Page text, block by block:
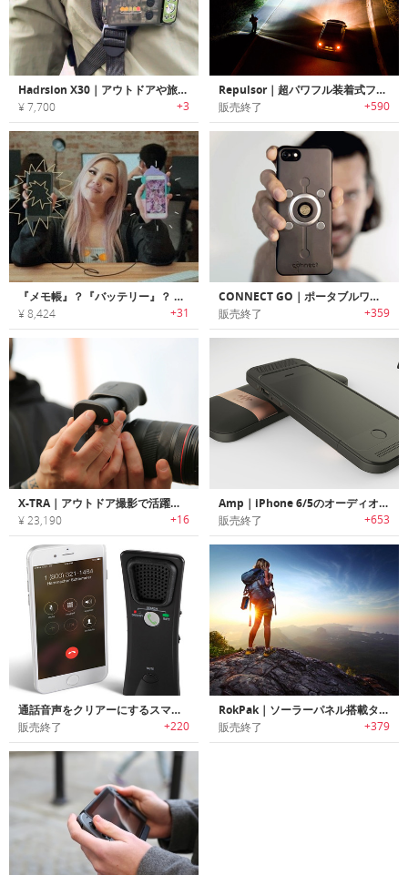
Hadrsion X30｜アウトドアや旅行の心強い味方になる、モバイルバッテリーとして使える懐中電灯
¥ 7,700 +3
Repulsor｜超パワフル装着式フラッシュライト「レパルサー」
販売終了 +590
『メモ帳』？『バッテリー』？ 使えば分かる、なめらかな書き心地。持ち歩きにも便利な4in1ガジェット。ワイヤレス充電対応で日本初上陸！！「Memopower」
¥ 8,424 +31
CONNECT GO｜ポータブルワイヤレスチャージャー「コネクトゴー」
販売終了 +359
X-TRA｜アウトドア撮影で活躍する2倍寿命のカメラ用バッテリー「エクストラ」
¥ 23,190 +16
Amp｜iPhone 6/5のオーディオをアップグレードするアンプ内蔵ケース
販売終了 +653
通話音声をクリアーにするスマートフォン用アンプ
販売終了 +220
RokPak｜ソーラーパネル搭載タフバッテリーケース「ロックパック」
販売終了 +379